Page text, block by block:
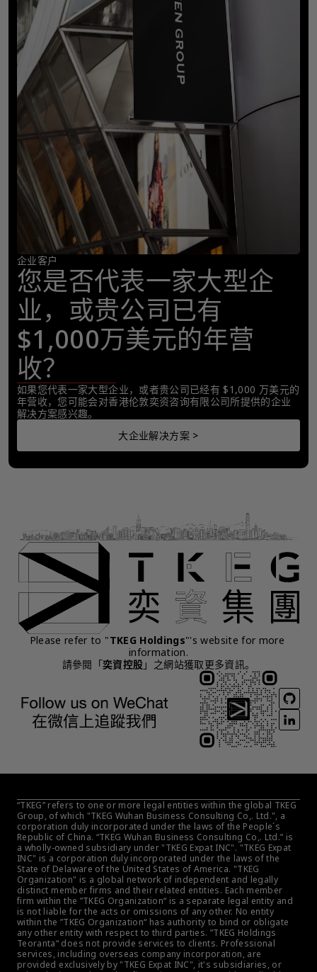
企业客户
您是否代表一家大型企
业，或贵公司已有
$1,000万美元的年营
收？
如果您代表一家大型企业，或者贵公司已经有 $1,000 万美元的
年营收，您可能会对香港伦敦奕资咨询有限公司所提供的企业
解决方案感兴趣。
大企业解决方案 >
Please refer to "TKEG Holdings"'s website for more
information.
請參閱「奕資控股 」之網站獲取更多資訊。
“TKEG” refers to one or more legal entities within the global TKEG
Group, of which "TKEG Wuhan Business Consulting Co,. Ltd.", a
corporation duly incorporated under the laws of the People´s
Republic of China. “TKEG Wuhan Business Consulting Co,. Ltd.” is
a wholly-owned subsidiary under "TKEG Expat INC". "TKEG Expat
INC" is a corporation duly incorporated under the laws of the
State of Delaware of the United States of America. "TKEG
Organization" is a global network of independent and legally
distinct member firms and their related entities. Each member
firm within the ”TKEG Organization“ is a separate legal entity and
is not liable for the acts or omissions of any other. No entity
within the ”TKEG Organization“ has authority to bind or obligate
any other entity with respect to third parties. ”TKEG Holdings
Teoranta“ does not provide services to clients. Professional
services, including overseas company incorporation, are
provided exclusively by "TKEG Expat INC", it's subsidiaries, or